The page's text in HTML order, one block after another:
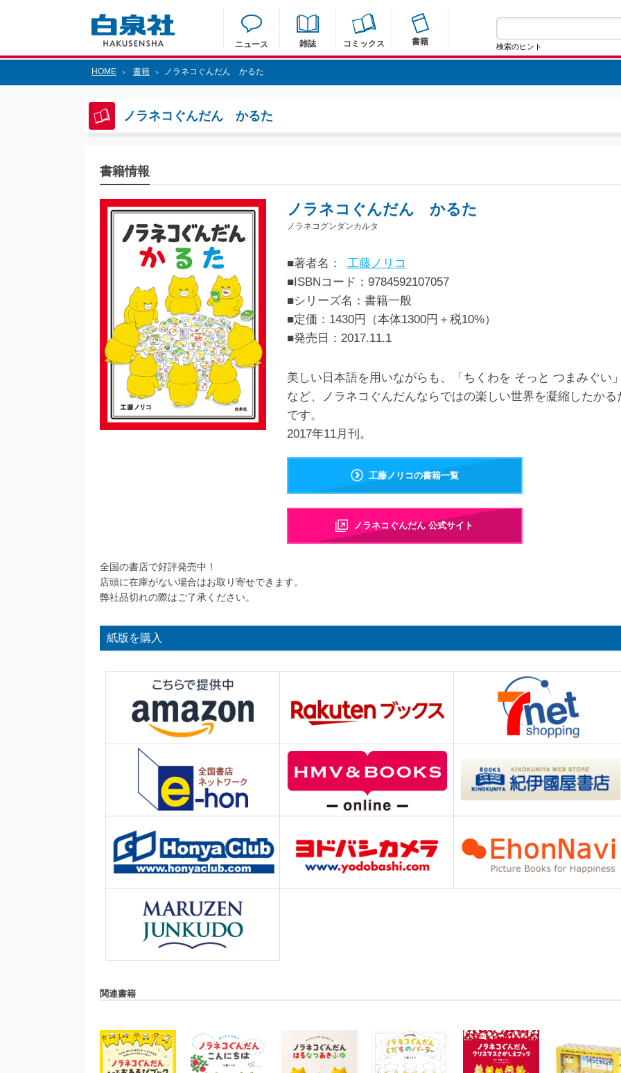
ニュース 雑誌 コミックス 書籍 検索のヒント
HOME > 書籍 > ノラネコぐんだん かるた
ノラネコぐんだん かるた
書籍情報
ノラネコぐんだん かるた
ノラネコグンダンカルタ
■著者名：
工藤ノリコ
■ISBNコード：9784592107057
■シリーズ名：書籍一般
■定価：1430円（本体1300円＋税10%）
■発売日： 2017.11.1
美しい日本語を用いながらも、「ちくわを そっと つまみぐい
など、ノラネコぐんだんならではの楽しい世界を凝縮したかる
です。
2017年11月刊。
工藤ノリコの書籍一覧
ノラネコぐんだん 公式サイト
全国の書店で好評発売中！
店頭に在庫がない場合はお取り寄せできます。
弊社品切れの際はご了承ください。
紙版を購入
関連書籍